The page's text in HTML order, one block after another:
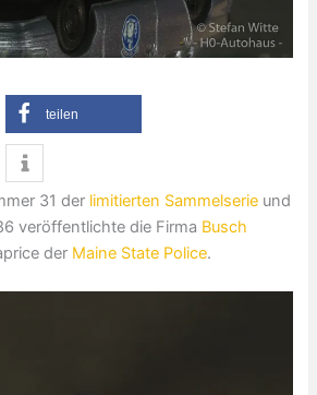
teilen
31 der limitierten Sammelserie und
veröffentlichte die Firma Busch
der Maine State Police.